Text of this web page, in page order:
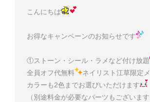
こんにちは
お得なキャンペーンのお知らせです
①ストーン・シール・ラメなど付け放題
全員オフ代無料
ネイリスト江草限定
カラーも2色までお選びいただけます
（別途料金が必要なパーツもございます